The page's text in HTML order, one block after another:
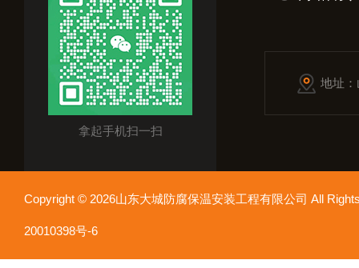
拿起手机扫一扫
地址
Copyright © 2026山东大城防腐保温安装工程有限公司 All
20010398号-6